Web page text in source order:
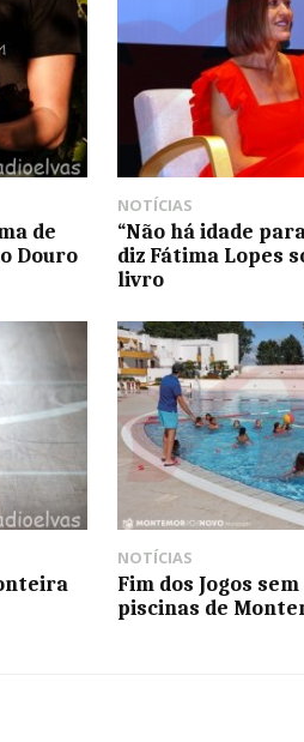
de
Douro
NOTÍCIAS
“Não há idade
diz Fátima Lopes
livro
NOTÍCIAS
Fim dos Jogos
piscinas de